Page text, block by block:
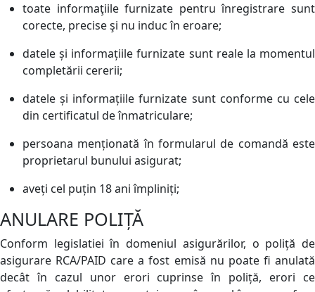
toate informaţiile furnizate pentru înregistrare sunt
corecte, precise şi nu induc în eroare;
datele și informațiile furnizate sunt reale la momentul
completării cererii;
datele și informațiile furnizate sunt conforme cu cele
din certificatul de înmatriculare;
persoana menționată în formularul de comandă este
proprietarul bunului asigurat;
aveți cel puțin 18 ani împliniți;
ANULARE POLIȚĂ
Conform legislatiei în domeniul asigurărilor, o poliță de
asigurare RCA/PAID care a fost emisă nu poate fi anulată
decât în cazul unor erori cuprinse în poliță, erori ce